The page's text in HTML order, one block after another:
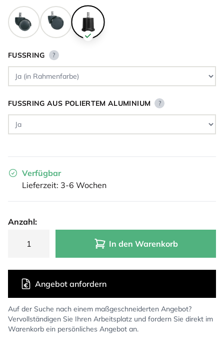
FUSSRING ?
FUSSRING AUS POLIERTEM ALUMINIUM ?
Verfügbar
Lieferzeit: 3-6 Wochen
Anzahl:
In den Warenkorb
Auf der Suche nach einem maßgeschneiderten Angebot?
Vervollständigen Sie Ihren Arbeitsplatz und fordern Sie direkt im
Warenkorb ein persönliches Angebot an.
Angebot anfordern